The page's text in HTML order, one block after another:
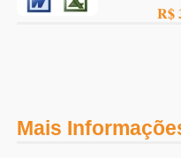
R$
Mais